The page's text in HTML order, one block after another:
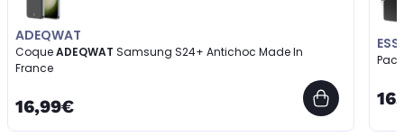
ADEQWAT
CoqueADEQWAT
France
16,99€